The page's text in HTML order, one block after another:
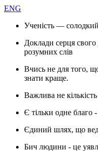
ENG
Ученість — солодкий
Доклади серця свого
розумних слів
Вчись не для того,
знати краще.
Важлива не кількість
Є тільки одне благо
Єдиний шлях, що
Бич людини - це